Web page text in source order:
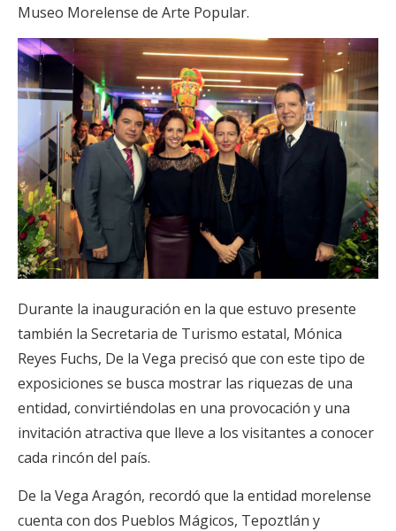
Museo Morelense de Arte Popular.
Durante la inauguración en la que estuvo presente
también la Secretaria de Turismo estatal, Mónica
Reyes Fuchs, De la Vega precisó que con este tipo de
exposiciones se busca mostrar las riquezas de una
entidad, convirtiéndolas en una provocación y una
invitación atractiva que lleve a los visitantes a conocer
cada rincón del país.
De la Vega Aragón, recordó que la entidad morelense
cuenta con dos Pueblos Mágicos, Tepoztlán y